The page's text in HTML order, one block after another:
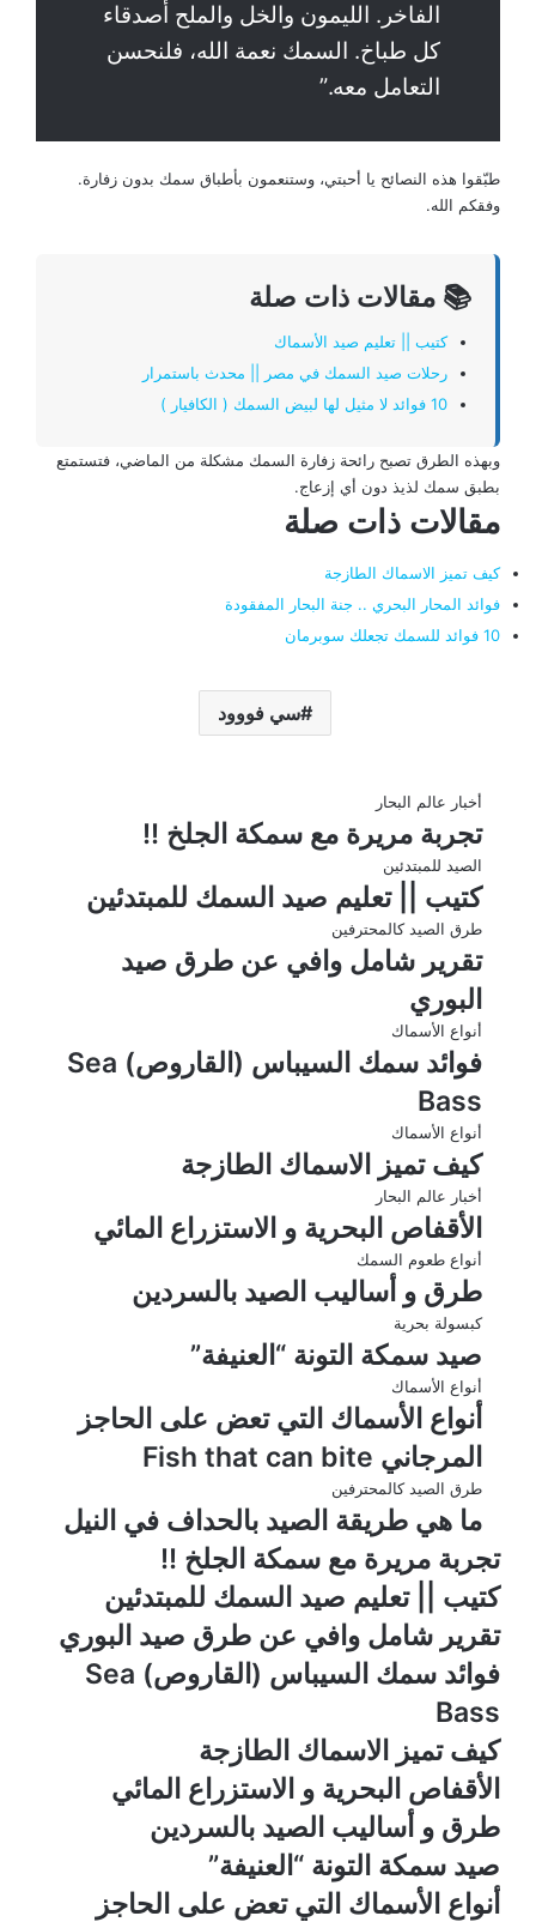
الفاخر. الليمون والخل والملح أصدقاء
كل طباخ. السمك نعمة الله، فلنحسن
التعامل معه.”
طبّقوا هذه النصائح يا أحبتي، وستنعمون بأطباق سمك بدون زفارة.
وفقكم الله.
📚 مقالات ذات صلة
كتيب || تعليم صيد الأسماك
رحلات صيد السمك في مصر || محدث باستمرار
10 فوائد لا مثيل لها لبيض السمك ( الكافيار )
وبهذه الطرق تصبح رائحة زفارة السمك مشكلة من الماضي، فتستمتع
بطبق سمك لذيذ دون أي إزعاج.
مقالات ذات صلة
كيف تميز الاسماك الطازجة
فوائد المحار البحري .. جنة البحار المفقودة
10 فوائد للسمك تجعلك سوبرمان
سي فووود
أخبار عالم البحار
تجربة مريرة مع سمكة الجلخ !!
الصيد للمبتدئين
كتيب || تعليم صيد السمك للمبتدئين
طرق الصيد كالمحترفين
تقرير شامل وافي عن طرق صيد
البوري
أنواع الأسماك
فوائد سمك السيباس (القاروص) Sea
Bass
أنواع الأسماك
كيف تميز الاسماك الطازجة
أخبار عالم البحار
الأقفاص البحرية و الاستزراع المائي
أنواع طعوم السمك
طرق و أساليب الصيد بالسردين
كبسولة بحرية
صيد سمكة التونة “العنيفة”
أنواع الأسماك
أنواع الأسماك التي تعض على الحاجز
المرجاني Fish that can bite
طرق الصيد كالمحترفين
ما هي طريقة الصيد بالحداف في النيل
تجربة مريرة مع سمكة الجلخ !!
كتيب || تعليم صيد السمك للمبتدئين
تقرير شامل وافي عن طرق صيد البوري
فوائد سمك السيباس (القاروص) Sea
Bass
كيف تميز الاسماك الطازجة
الأقفاص البحرية و الاستزراع المائي
طرق و أساليب الصيد بالسردين
صيد سمكة التونة “العنيفة”
أنواع الأسماك التي تعض على الحاجز